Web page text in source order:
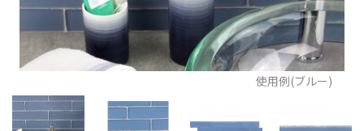
使用例(ブルー)